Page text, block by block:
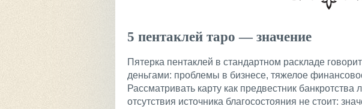
5 пентаклей таро — значение
Пятерка пентаклей в стандартном раскладе
деньгами: проблемы в бизнесе, тяжелое
Рассматривать карту как предвестник банкротства
отсутствия источника благосостояния не стоит: